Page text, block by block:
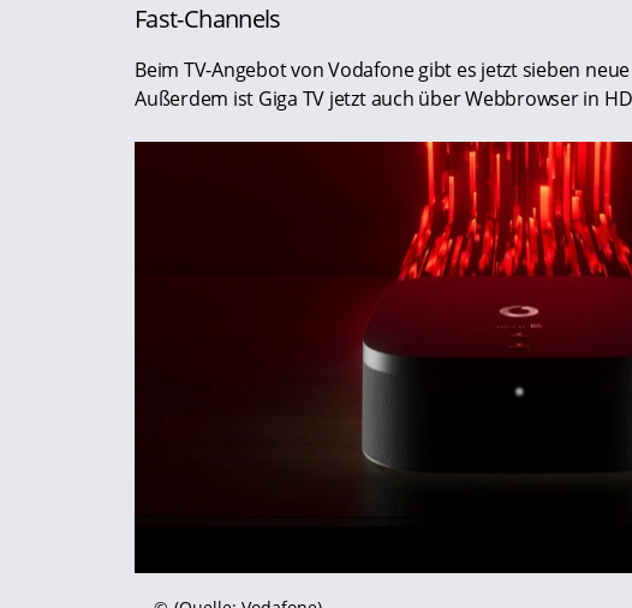
Fast-Channels
Beim TV-Angebot von Vodafone gibt es jetzt sieben
Außerdem ist Giga TV jetzt auch über Webbrowser in